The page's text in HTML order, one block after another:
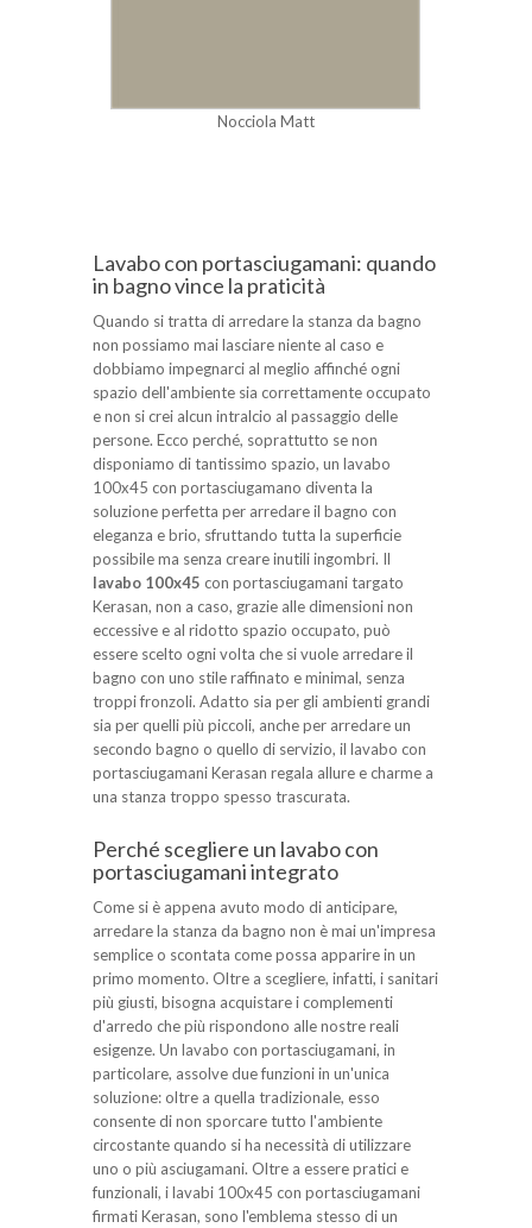
Nocciola Matt
Lavabo con portasciugamani: quando
in bagno vince la praticità
Quando si tratta di arredare la stanza da bagno
non possiamo mai lasciare niente al caso e
dobbiamo impegnarci al meglio affinché ogni
spazio dell'ambiente sia correttamente occupato
e non si crei alcun intralcio al passaggio delle
persone. Ecco perché, soprattutto se non
disponiamo di tantissimo spazio, un lavabo
100x45 con portasciugamano diventa la
soluzione perfetta per arredare il bagno con
eleganza e brio, sfruttando tutta la superficie
possibile ma senza creare inutili ingombri. Il
lavabo 100x45 con portasciugamani targato
Kerasan, non a caso, grazie alle dimensioni non
eccessive e al ridotto spazio occupato, può
essere scelto ogni volta che si vuole arredare il
bagno con uno stile raffinato e minimal, senza
troppi fronzoli. Adatto sia per gli ambienti grandi
sia per quelli più piccoli, anche per arredare un
secondo bagno o quello di servizio, il lavabo con
portasciugamani Kerasan regala allure e charme a
una stanza troppo spesso trascurata.
Perché scegliere un lavabo con
portasciugamani integrato
Come si è appena avuto modo di anticipare,
arredare la stanza da bagno non è mai un'impresa
semplice o scontata come possa apparire in un
primo momento. Oltre a scegliere, infatti, i sanitari
più giusti, bisogna acquistare i complementi
d'arredo che più rispondono alle nostre reali
esigenze. Un lavabo con portasciugamani, in
particolare, assolve due funzioni in un'unica
soluzione: oltre a quella tradizionale, esso
consente di non sporcare tutto l'ambiente
circostante quando si ha necessità di utilizzare
uno o più asciugamani. Oltre a essere pratici e
funzionali, i lavabi 100x45 con portasciugamani
firmati Kerasan, sono l'emblema stesso di un